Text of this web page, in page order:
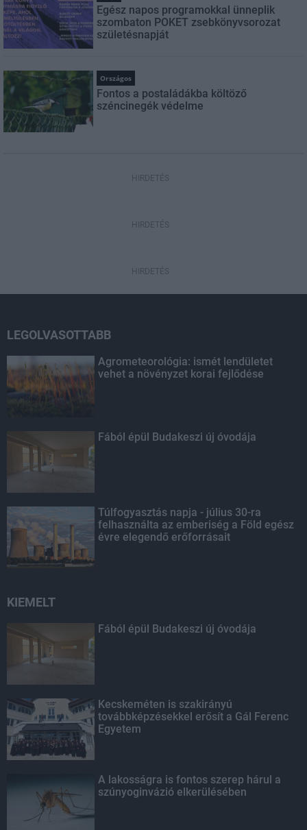
Egész napos programokkal ünneplik
szombaton POKET zsebkönyvsorozat
születésnapját
Országos
Fontos a postaládákba költöző
széncinegék védelme
HIRDETÉS
HIRDETÉS
HIRDETÉS
LEGOLVASOTTABB
Agrometeorológia: ismét lendületet
vehet a növényzet korai fejlődése
Fából épül Budakeszi új óvodája
Túlfogyasztás napja - július 30-ra
felhasználta az emberiség a Föld egész
évre elegendő erőforrásait
KIEMELT
Fából épül Budakeszi új óvodája
Kecskeméten is szakirányú
továbbképzésekkel erősít a Gál Ferenc
Egyetem
A lakosságra is fontos szerep hárul a
szúnyoginvázió elkerülésében